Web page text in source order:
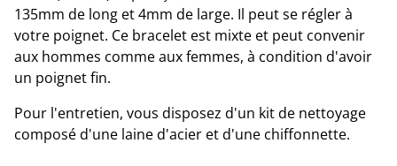
135mm de long et 4mm de large. Il peut se régler à
votre poignet. Ce bracelet est mixte et peut convenir
aux hommes comme aux femmes, à condition d'avoir
un poignet fin.
Pour l'entretien, vous disposez d'un kit de nettoyage
composé d'une laine d'acier et d'une chiffonnette.